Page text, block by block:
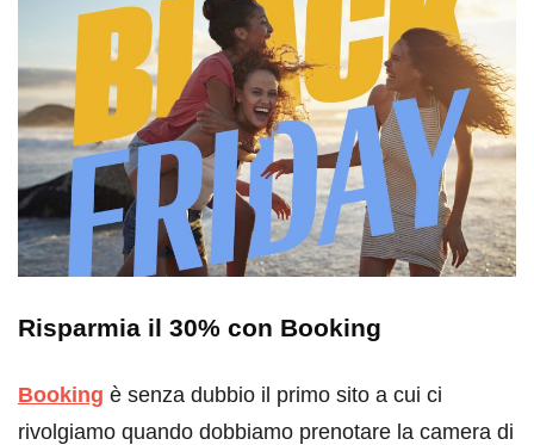
Risparmia il 30% con Booking
Booking è senza dubbio il primo sito a cui ci
rivolgiamo quando dobbiamo prenotare la camera di